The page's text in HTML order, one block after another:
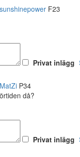
sunshinepower F23
Privat inlägg
MatZi P34
då?
Privat inlägg